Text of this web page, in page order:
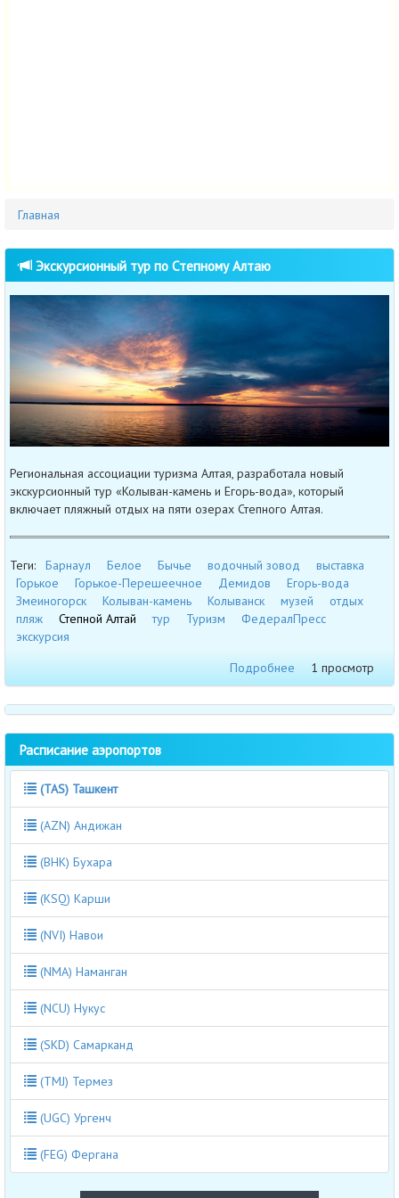
Главная
Экскурсионный тур по Степному Алтаю
Региональная ассоциации туризма Алтая, разработала новый
экскурсионный тур «Колыван-камень и Егорь-вода», который
включает пляжный отдых на пяти озерах Степного Алтая.
Теги: Барнаул Белое Бычье водочный зовод
выставка
Горькое
Горькое-Перешеечное Демидов
Егорь-вода
Змеиногорск
Колыван-камень Колыванск музей
отдых
пляж
Степной Алтай тур Туризм
ФедералПресс
экскурсия
Подробнее
1 просмотр
Расписание аэропортов
(TAS) Ташкент
(AZN) Андижан
(BHK) Бухара
(KSQ) Карши
(NVI) Навои
(NMA) Наманган
(NCU) Нукус
(SKD) Самарканд
(TMJ) Термез
(UGC) Ургенч
(FEG) Фергана